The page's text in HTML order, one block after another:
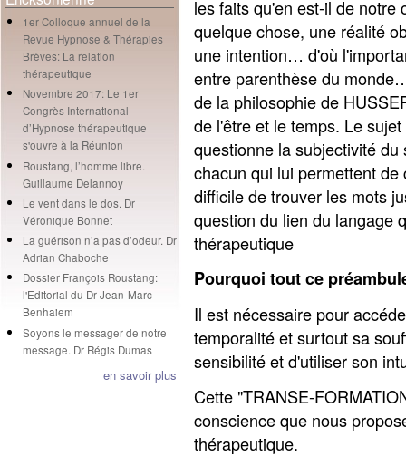
1er Colloque annuel de la
Revue Hypnose & Thérapies
Brèves: La relation
thérapeutique
Novembre 2017: Le 1er
Congrès International
d’Hypnose thérapeutique
s'ouvre à la Réunion
Roustang, l’homme libre.
Guillaume Delannoy
Le vent dans le dos. Dr
Véronique Bonnet
La guérison n’a pas d’odeur. Dr
Adrian Chaboche
Dossier François Roustang:
l'Editorial du Dr Jean-Marc
Benhaiem
Soyons le messager de notre
message. Dr Régis Dumas
en savoir plus
les faits qu'en est-il de notre
quelque chose, une réalité
une intention… d'où
entre parenthèse du
de la philosophie de
de l'être et le temps. Le
questionne la subjectivité
chacun qui lui permettent
difficile de trouver les mots
question du lien du langage
thérapeutique
Pourquoi tout ce
Il est nécessaire pour
temporalité et surtout sa
sensibilité et d'utiliser son
Cette "TRANSE-
conscience que nous
thérapeutique.